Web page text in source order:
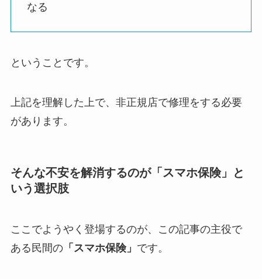
なる
ということです。
上記を理解した上で、非正規店で修理をする必要
があります。
そんな不安を解消するのが「スマホ保険」と
いう選択肢
ここでようやく登場するのが、この記事の主役で
ある民間の「スマホ保険」 です。